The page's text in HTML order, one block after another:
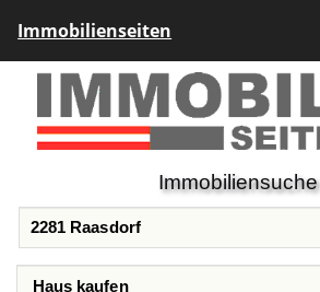
Immobilienseiten
Immobiliensuche